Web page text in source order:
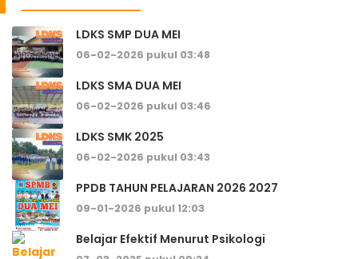
LDKS SMP DUA MEI
06-02-2026 pukul 03:48
LDKS SMA DUA MEI
06-02-2026 pukul 03:46
LDKS SMK 2025
06-02-2026 pukul 03:43
PPDB TAHUN PELAJARAN 2026 2027
09-01-2026 pukul 12:03
Belajar Efektif Menurut Psikologi